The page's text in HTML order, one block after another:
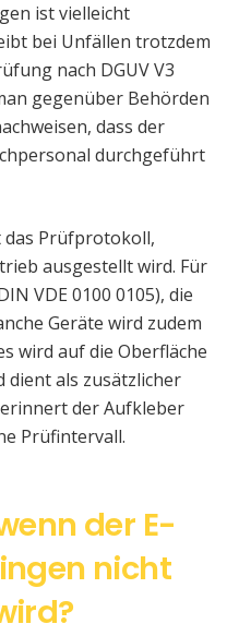
ist vielleicht
bei Unfällen trotzdem
nach DGUV V3
gegenüber Behörden
dass der
durchgeführt
das Prüfprotokoll,
ausgestellt wird. Für
VDE 0100 0105), die
Geräte wird zudem
wird auf die Oberfläche
dient als zusätzlicher
der Aufkleber
Prüfintervall.
der E-
nicht